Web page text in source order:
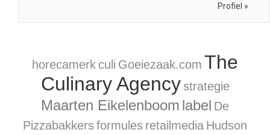
Profiel »
horecamerk culi Goeiezaak.com The
Culinary Agency strategie
Maarten Eikelenboom label De
Pizzabakkersformules retailmedia Hudson